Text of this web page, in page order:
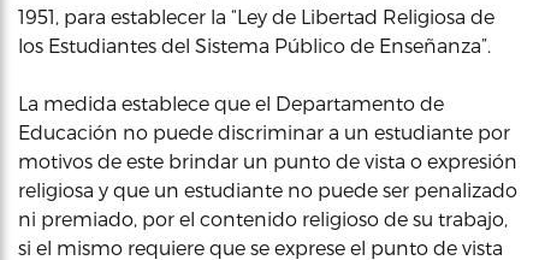
1951, para establecer la “Ley de Libertad Religiosa de
los Estudiantes del Sistema Público de Enseñanza”.
La medida establece que el Departamento de
Educación no puede discriminar a un estudiante por
motivos de este brindar un punto de vista o expresión
religiosa y que un estudiante no puede ser penalizado
ni premiado, por el contenido religioso de su trabajo,
si el mismo requiere que se exprese el punto de vista